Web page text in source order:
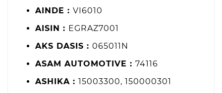
AINDE : VI6010
AISIN : EGRAZ7001
AKS DASIS : 065011N
ASAM AUTOMOTIVE : 74116
ASHIKA : 15003300, 150000301